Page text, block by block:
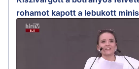
rohamot kapott a lebukott